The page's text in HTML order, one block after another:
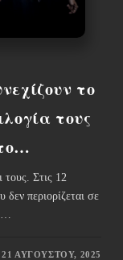
το
τους
Στις 12
περιορίζεται σε
21 ΑΥΓΟΎΣΤΟΥ, 2025